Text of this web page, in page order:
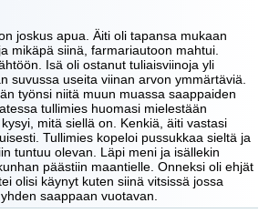
joskus apua. Äiti oli tapansa mukaan
mikäpä siinä, farmariautoon mahtui.
Isä oli ostanut tuliaisviinoja yli
suvussa useita viinan arvon ymmärtäviä.
työnsi niitä muun muassa saappaiden
tullimies huomasi mielestään
mitä siellä on. Kenkiä, äiti vastasi
Tullimies kopeloi pussukkaa sieltä ja
tuntuu olevan. Läpi meni ja isällekin
päästiin maantielle. Onneksi oli ehjät
olisi käynyt kuten siinä vitsissä jossa
saappaan vuotavan.